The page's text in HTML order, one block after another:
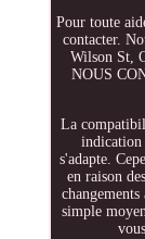
Pour toute
contacter.
Wilson St,
NOUS
La
indication
s'adapte.
en raison
simple